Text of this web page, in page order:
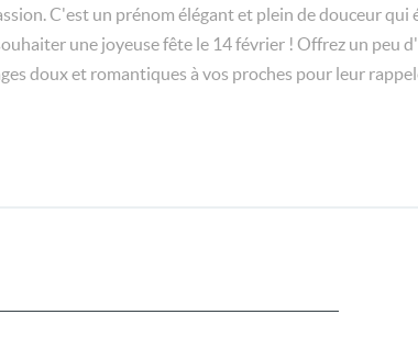
C'est un prénom élégant et plein de douceur qui
une joyeuse fête le 14 février ! Offrez un peu
doux et romantiques à vos proches pour leur